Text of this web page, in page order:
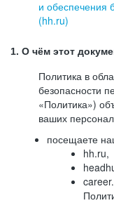
и обеспечения
(hh.ru)
1. О чём этот
Политика в
безопасности
«Политика»)
ваших
посещаете
hh.ru,